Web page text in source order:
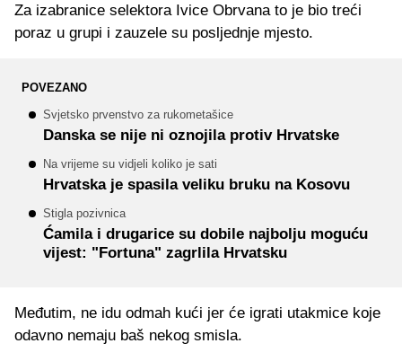
Za izabranice selektora Ivice Obrvana to je bio treći
poraz u grupi i zauzele su posljednje mjesto.
POVEZANO
Svjetsko prvenstvo za rukometašice
Danska se nije ni oznojila protiv Hrvatske
Na vrijeme su vidjeli koliko je sati
Hrvatska je spasila veliku bruku na Kosovu
Stigla pozivnica
Ćamila i drugarice su dobile najbolju moguću
vijest: "Fortuna" zagrlila Hrvatsku
Međutim, ne idu odmah kući jer će igrati utakmice koje
odavno nemaju baš nekog smisla.